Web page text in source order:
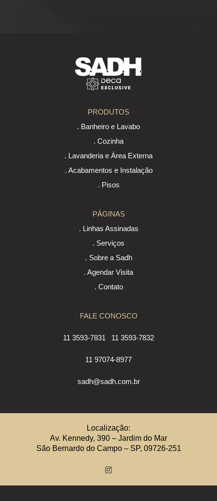
PRODUTOS
. Banheiro e Lavabo
. Cozinha
. Lavanderia e Área Externa
. Acabamentos e Instalação
. Pisos
PÁGINAS
. Linhas Assinadas
. Serviços
. Sobre a Sadh
. Agendar Visita
. Contato
FALE CONOSCO
11 3593-7831 11 3593-7832
11 97074-8977
sadh@sadh.com.br
Localização:
Av. Kennedy, 390 – Jardim do Mar
São Bernardo do Campo – SP, 09726-251